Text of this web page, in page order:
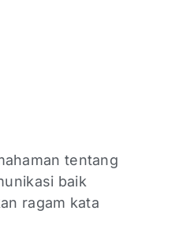
tentang
baik
ragam kata